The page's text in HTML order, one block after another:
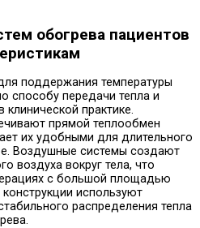
обогрева пациентов
поддержания температуры
способу передачи тепла и
практике.
прямой теплообмен
их удобными для длительного
Воздушные системы создают
воздуха вокруг тела, что
с большой площадью
используют
распределения тепла